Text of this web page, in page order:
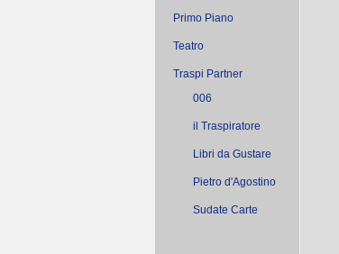
Primo Piano
Teatro
Traspi Partner
006
il Traspiratore
Libri da Gustare
Pietro d'Agostino
Sudate Carte